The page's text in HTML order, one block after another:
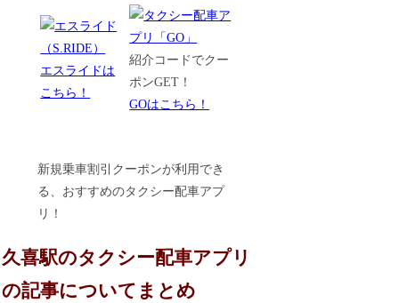
エスライドは
こちら！
紹介コードでクー
ポンGET！
GOはこちら！
新規乗車割引クーポンが利用でき
る、おすすめのタクシー配車アプ
リ！
久喜駅のタクシー配車アプリ
の記事についてまとめ